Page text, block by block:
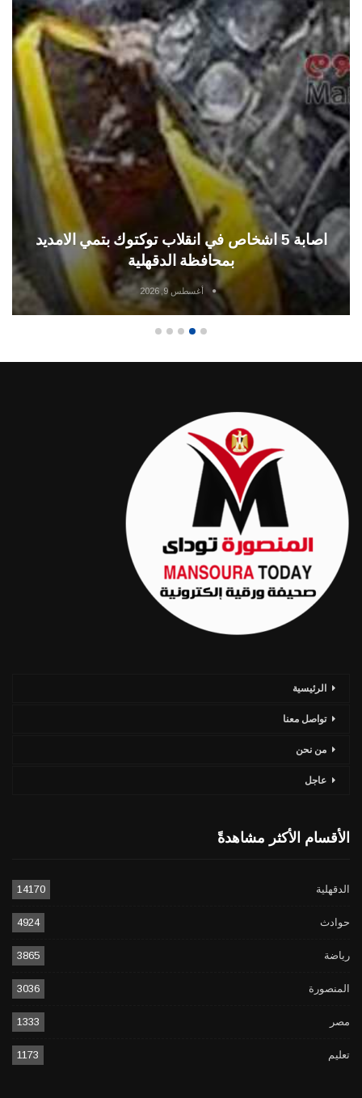
اصابة 5 اشخاص في انقلاب توكتوك بتمي الامديد
بمحافظة الدقهلية
أغسطس 9, 2026
الرئيسية
تواصل معنا
من نحن
عاجل
الأقسام الأكثر مشاهدةً
الدقهلية 14170
حوادث 4924
رياضة 3865
المنصورة 3036
مصر 1333
تعليم 1173